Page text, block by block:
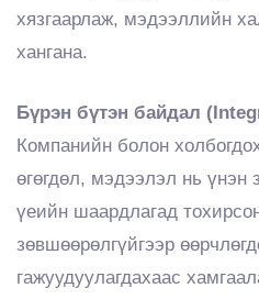
хязгаарлаж, мэдээллийн
хангана.
Бүрэн бүтэн байдал
Компанийн болон
өгөгдөл, мэдээлэл нь үнэн
үеийн шаардлагад
зөвшөөрөлгүйгээр
гажуудуулагдахаас